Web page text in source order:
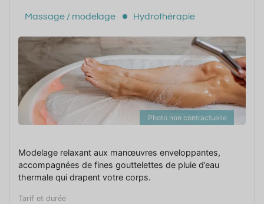
Massage / modelage Hydrothérapie
Photo non contractuelle
Modelage relaxant aux manœuvres enveloppantes,
accompagnées de fines gouttelettes de pluie d’eau
thermale qui drapent votre corps.
Tarif et durée